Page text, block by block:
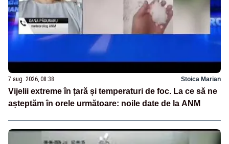
7 aug. 2026, 08:38 Stoica Marian
Vijelii extreme în țară și temperaturi de foc. La ce să ne
așteptăm în orele următoare: noile date de la ANM